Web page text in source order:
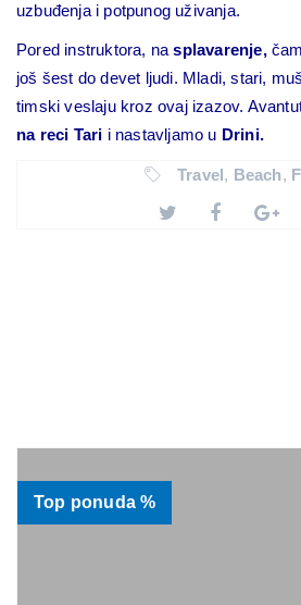
uzbuđenja i potpunog uživanja.
Pored instruktora, nasplavarenje,
još šest do devet ljudi. Mladi, stari,
timski veslaju kroz ovaj izazov.
na reci Tari i nastavljamo u Drini.
Travel, Beach,
Top ponuda %